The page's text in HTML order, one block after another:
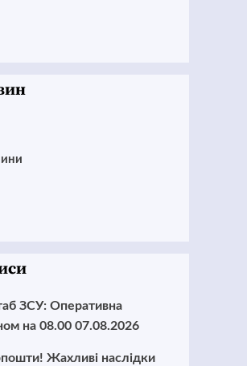
ЗСУ: Оперативна
на 08.00 07.08.2026
Жахливі наслідки